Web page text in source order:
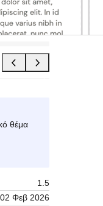
θέμα
1.5
02 Φεβ 2026